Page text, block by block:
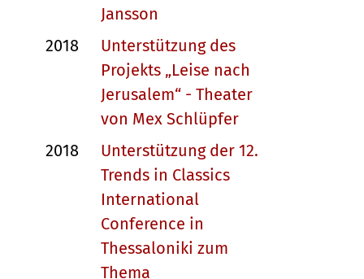
Jansson
2018
Unterstützung des
Projekts „Leise nach
Jerusalem“ - Theater
von Mex Schlüpfer
2018
Unterstützung der 12.
Trends in Classics
International
Conference in
Thessaloniki zum
Thema